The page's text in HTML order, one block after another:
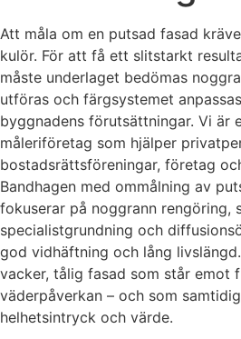
Att måla om en putsad fasad
kulör. För att få ett slitstarkt
måste underlaget bedömas
utföras och färgsystemet
byggnadens förutsättningar. Vi är
måleriföretag som hjälper
bostadsrättsföreningar, företag
Bandhagen med ommålning av
fokuserar på noggrann rengöring,
specialistgrundning och
god vidhäftning och lång
vacker, tålig fasad som står emot
väderpåverkan – och som
helhetsintryck och värde.